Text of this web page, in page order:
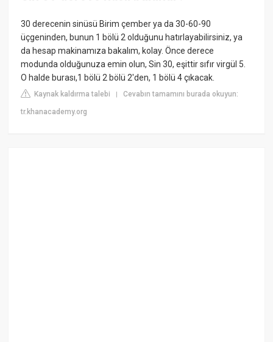
30 derecenin sinüsü Birim çember ya da 30-60-90
üçgeninden, bunun 1 bölü 2 olduğunu hatırlayabilirsiniz, ya
da hesap makinamıza bakalım, kolay. Önce derece
modunda olduğunuza emin olun, Sin 30, eşittir sıfır virgül 5.
O halde burası,1 bölü 2 bölü 2'den, 1 bölü 4 çıkacak.
Kaynak kaldırma talebi |Cevabın tamamını burada okuyun:
tr.khanacademy.org